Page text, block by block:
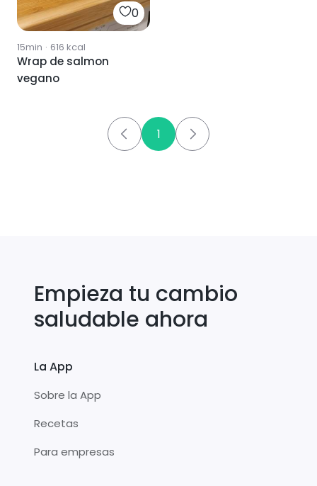
0
15min · 616 kcal
Wrap de salmon
vegano
1
Empieza tu cambio
saludable ahora
La App
Sobre la App
Recetas
Para empresas